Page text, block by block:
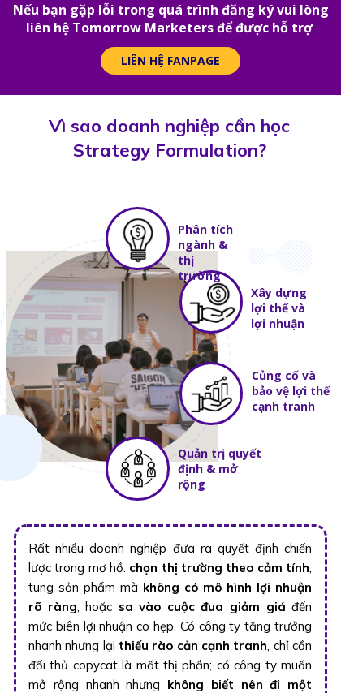
Nếu bạn gặp lỗi trong quá trình đăng ký vui lòng
liên hệ Tomorrow Marketers để được hỗ trợ
LIÊN HỆ FANPAGE
Rất nhiều doanh nghiệp đưa ra quyết định chiến
lược trong mơ hồ: chọn thị trường theo cảm tính,
tung sản phẩm mà không có mô hình lợi nhuận
rõ ràng, hoặc sa vào cuộc đua giảm giá đến
mức biên lợi nhuận co hẹp. Có công ty tăng trưởng
nhanh nhưng lại thiếu rào cản cạnh tranh, chỉ cần
đối thủ copycat là mất thị phần; có công ty muốn
mở rộng nhanh nhưng không biết nên đi một
Vì sao doanh nghiệp cần học
Strategy Formulation?
Xây dựng
lợi thế và
lợi nhuận
Củng cố và
bảo vệ lợi thế
cạnh tranh
Quản trị quyết
định & mở
rộng
Phân tích
ngành &
thị
trường